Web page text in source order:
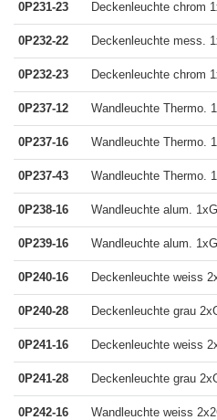
0P231-23 Deckenleuchte chrom
0P232-22 Deckenleuchte mess.
0P232-23 Deckenleuchte chrom
0P237-12 Wandleuchte Thermo.
0P237-16 Wandleuchte Thermo.
0P237-43 Wandleuchte Thermo.
0P238-16 Wandleuchte alum.
0P239-16 Wandleuchte alum.
0P240-16 Deckenleuchte weiss
0P240-28 Deckenleuchte grau
0P241-16 Deckenleuchte weiss
0P241-28 Deckenleuchte grau
0P242-16 Wandleuchte weiss